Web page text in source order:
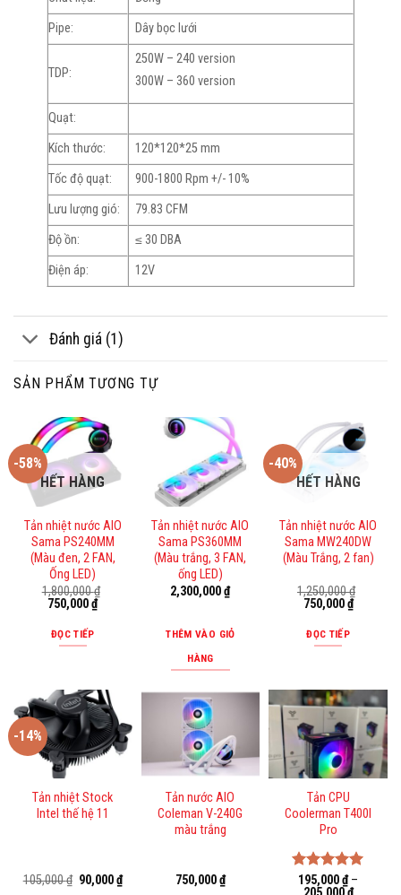
Pipe:
Dây bọc lưới
TDP:
250W – 240 version
300W – 360 version
Quạt:
Kích thước:
120*120*25 mm
Tốc độ quạt:
900-1800 Rpm +/- 10%
Lưu lượng gió:
79.83 CFM
Độ ồn:
≤ 30 DBA
Điện áp:
12V
Đánh giá (1)
SẢN PHẨM TƯƠNG TỰ
-58%
HẾT HÀNG
Tản nhiệt nước AIO
Sama PS240MM
(Màu đen, 2 FAN,
Ống LED)
1,800,000₫
Giá
là:
1,800,000 ₫.
750,000₫Giá
hiện
ĐỌC TIẾP
Tản nhiệt nước AIO
Sama PS360MM
(Màu trắng, 3 FAN,
ống LED)
2,300,000₫
THÊM VÀO GIỎ
HÀNG
-40%
HẾT HÀNG
Tản nhiệt nước AIO
Sama MW240DW
(Màu Trắng, 2 fan)
1,250,000₫
Giá
là:
1,250,000 ₫.
750,000₫Giá
hiện
ĐỌC TIẾP
-14%
Tản nhiệt Stock
Intel thế hệ 11
105,000₫ Giá
gốc
90,000₫Giá
hiện
Tản nước AIO
Coleman V-240G
màu trắng
750,000₫
Tản CPU
Coolerman T400I
Pro
Được xếp
195,000₫–